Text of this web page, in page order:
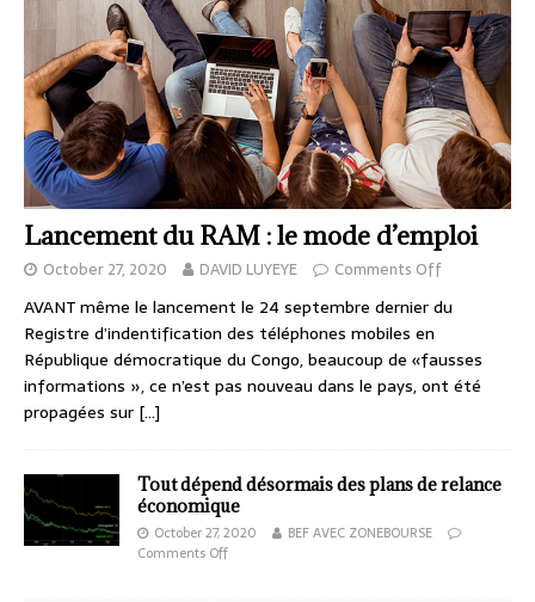
Lancement du RAM : le mode d’emploi
October 27, 2020 DAVID LUYEYE Comments Off
AVANT même le lancement le 24 septembre dernier du
Registre d’indentification des téléphones mobiles en
République démocratique du Congo, beaucoup de «fausses
informations », ce n’est pas nouveau dans le pays, ont été
propagées sur […]
Tout dépend désormais des plans de relance
économique
October 27, 2020
BEF AVEC ZONEBOURSE
Comments Off